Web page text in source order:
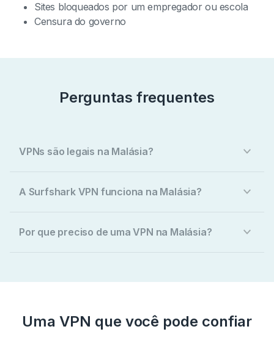
Sites bloqueados por um empregador ou escola
Censura do governo
Perguntas frequentes
VPNs são legais na Malásia?
A Surfshark VPN funciona na Malásia?
Por que preciso de uma VPN na Malásia?
Uma VPN que você pode confiar